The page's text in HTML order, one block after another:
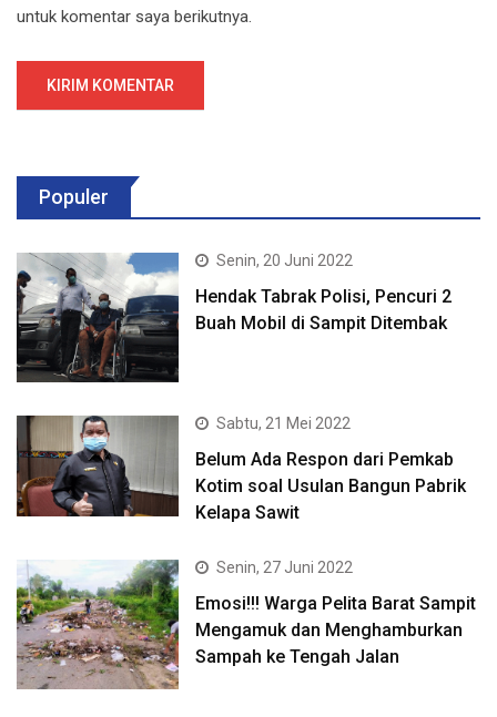
untuk komentar saya berikutnya.
Populer
Senin, 20 Juni 2022
Hendak Tabrak Polisi, Pencuri 2
Buah Mobil di Sampit Ditembak
Sabtu, 21 Mei 2022
Belum Ada Respon dari Pemkab
Kotim soal Usulan Bangun Pabrik
Kelapa Sawit
Senin, 27 Juni 2022
Emosi!!! Warga Pelita Barat Sampit
Mengamuk dan Menghamburkan
Sampah ke Tengah Jalan